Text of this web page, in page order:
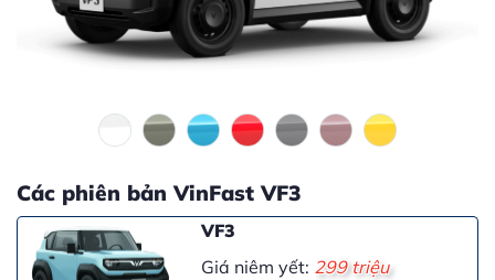
Các phiên bản VinFast VF3
VF3
Giá niêm yết: 299 triệu